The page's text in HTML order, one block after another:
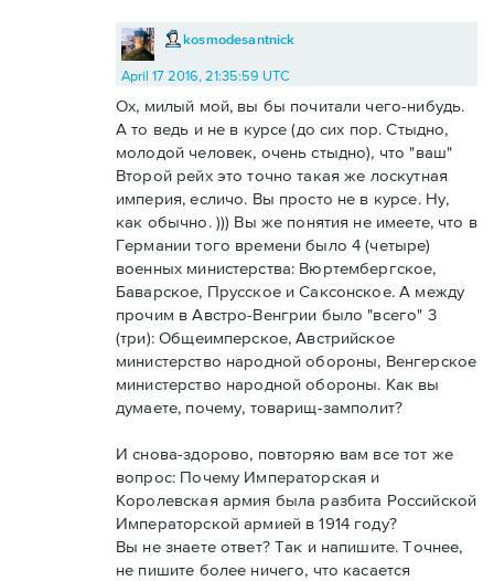
kosmodesantnick
April 17 2016, 21:35:59 UTC
Ох, милый мой, вы бы почитали чего-нибудь.
А то ведь и не в курсе (до сих пор. Стыдно,
молодой человек, очень стыдно), что "ваш"
Второй рейх это точно такая же лоскутная
империя, есличо. Вы просто не в курсе. Ну,
как обычно. ))) Вы же понятия не имеете, что в
Германии того времени было 4 (четыре)
военных министерства: Вюртембергское,
Баварское, Прусское и Саксонское. А между
прочим в Австро-Венгрии было "всего" 3
(три): Общеимперское, Австрийское
министерство народной обороны, Венгерское
министерство народной обороны. Как вы
думаете, почему, товарищ-замполит?
И снова-здорово, повторяю вам все тот же
вопрос: Почему Императорская и
Королевская армия была разбита Российской
Императорской армией в 1914 году?
Вы не знаете ответ? Так и напишите. Точнее,
не пишите более ничего, что касается